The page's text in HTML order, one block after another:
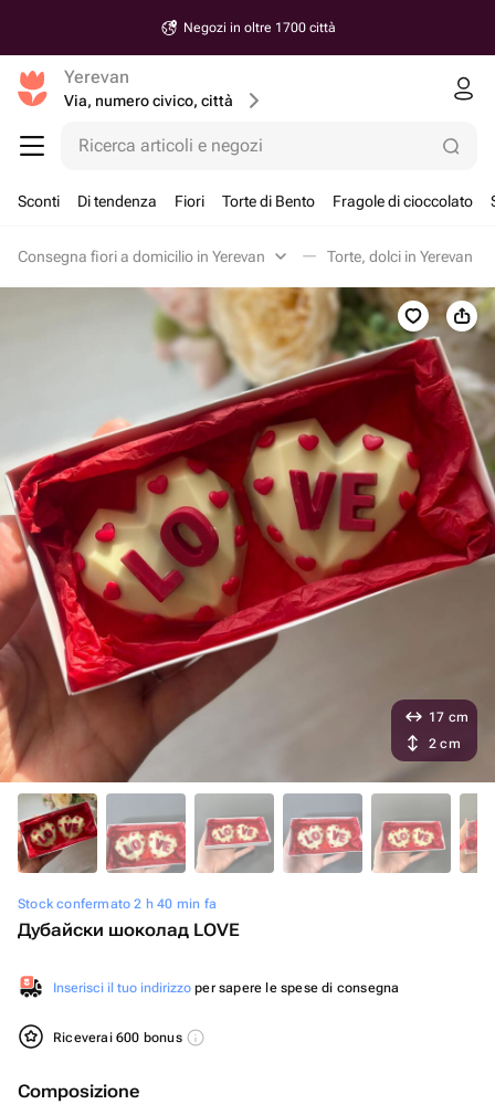
Negozi in oltre 1700 città
Yerevan
Via, numero civico, città
Ricerca articoli e negozi
Sconti Di tendenza Fiori Torte di Bento Fragole di cioccolato
Consegna fiori a domicilio in Yerevan Torte, dolci in Yerevan
Stock confermato 2 h 40 min fa
Дубайски шоколад LOVE
Inserisci il tuo indirizzo per sapere le spese di consegna
Riceverai 600 bonus
Composizione
17 cm
2 cm